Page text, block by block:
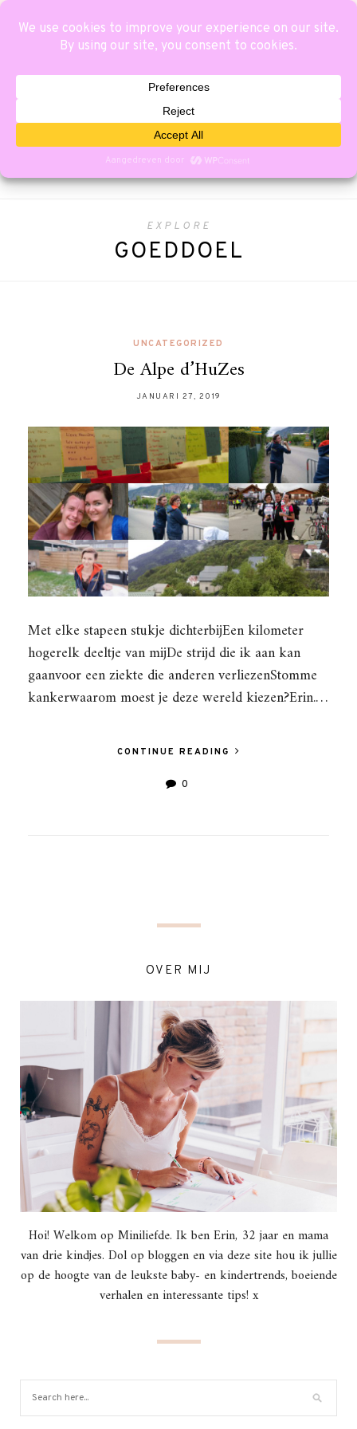
EXPLORE
GOEDDOEL
UNCATEGORIZED
De Alpe d’HuZes
JANUARI 27, 2019
Met elke stapeen stukje dichterbijEen kilometer
hogerelk deeltje van mijDe strijd die ik aan kan
gaanvoor een ziekte die anderen verliezenStomme
kankerwaarom moest je deze wereld kiezen?Erin.…
CONTINUE READING
0
OVER MIJ
Hoi! Welkom op Miniliefde. Ik ben Erin, 32 jaar en mama
van drie kindjes. Dol op bloggen en via deze site hou ik jullie
op de hoogte van de leukste baby- en kindertrends, boeiende
verhalen en interessante tips! x